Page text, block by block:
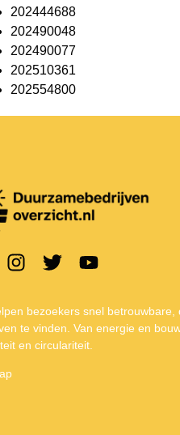
202444688
202490048
202490077
202510361
202554800
bezoekers snel betrouwbare,
te vinden. Van energie en
en circulariteit.